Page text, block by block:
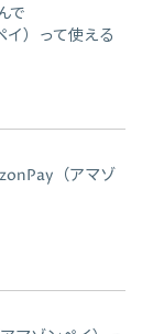
で
）って使える
（アマゾ